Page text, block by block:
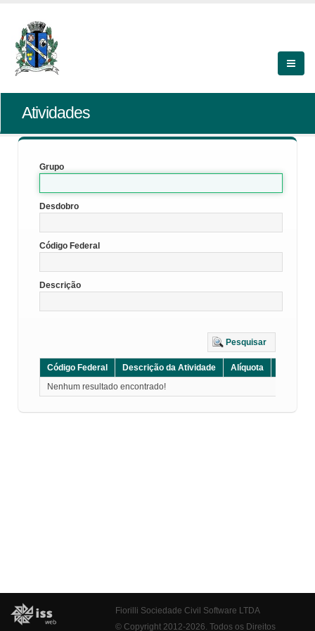
Atividades
Grupo
Desdobro
Código Federal
Descrição
Pesquisar
Código Federal Descrição da Atividade Alíquota
Nenhum resultado encontrado!
Fiorilli Sociedade Civil Software LTDA
© Copyright 2012-2026. Todos os Direitos